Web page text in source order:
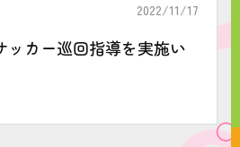
2022/11/17
ッカー巡回指導を実施い